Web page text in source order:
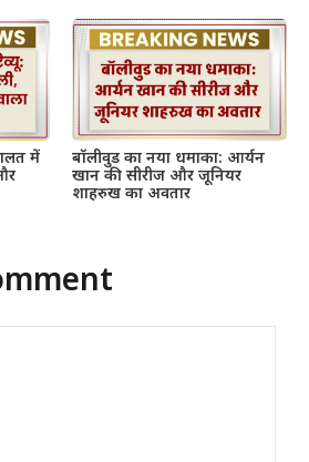
में
बॉलीवुड का नया धमाका: आर्यन
खान की सीरीज और जूनियर
शाहरुख का अवतार